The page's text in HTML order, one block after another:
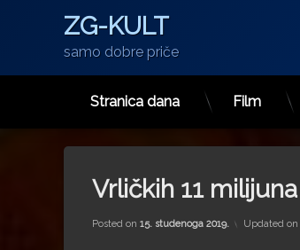
Preskoči
ZG-KULT
samo dobre priče
Stranica dana Film
Vrličkih 11 milijuna
Posted on 15. studenoga 2019. Updated on